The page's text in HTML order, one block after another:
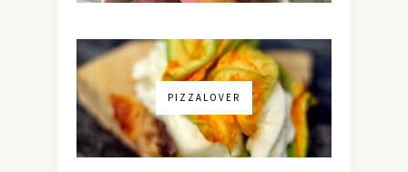
PIZZALOVER